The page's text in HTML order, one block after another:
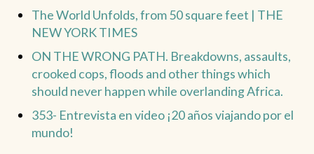
The World Unfolds, from 50 square feet | THE
NEW YORK TIMES
ON THE WRONG PATH. Breakdowns, assaults,
crooked cops, floods and other things which
should never happen while overlanding Africa.
353- Entrevista en video ¡20 años viajando por el
mundo!